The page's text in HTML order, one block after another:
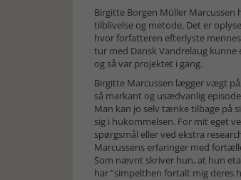
Birgitte Borgen Müller
tilblivelse og metode. Det er
hvor forfatteren efterlyste
tur med Dansk Vandrelaug
og så var projektet i gang.
Birgitte Marcussen lægger vægt
så markant og usædvanlig
Man kan jo selv tænke tilbage på
sig i hukommelsen. For mit eget
spørgsmål eller ved ekstra
Marcussens erfaringer med
Som nævnt skriver hun, at hun
har ”simpelthen fortalt mig deres